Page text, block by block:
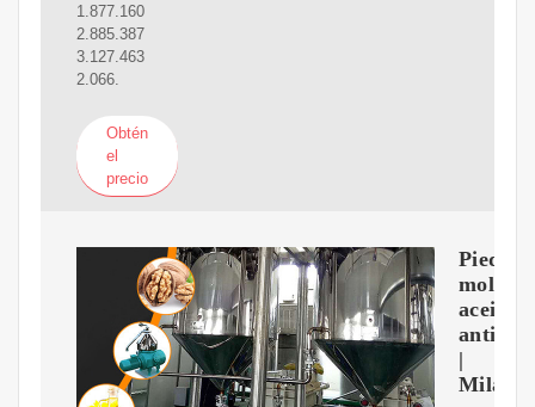
1.877.160
2.885.387
3.127.463
2.066.
Obtén
el
precio
Piedras
molino
aceite
|